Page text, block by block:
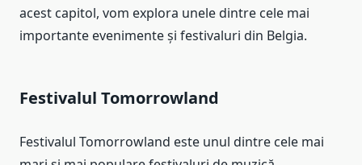
acest capitol, vom explora unele dintre cele mai
importante evenimente și festivaluri din Belgia.
Festivalul Tomorrowland
Festivalul Tomorrowland este unul dintre cele mai